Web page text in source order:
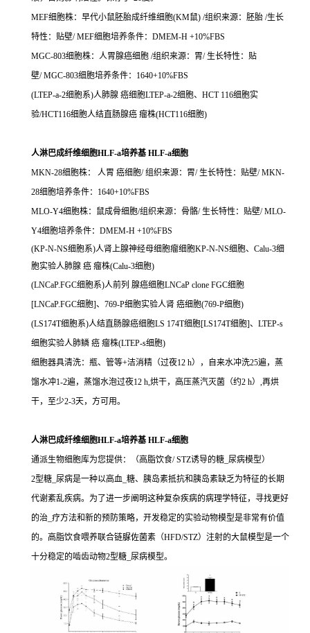
MEF细胞株：早代小鼠胚胎成纤维细胞(KM鼠) /组织来源：胚胎 /生长
特性：贴壁/ MEF细胞培养条件：DMEM-H +10%FBS
MGC-803细胞株：人胃腺癌细胞 /组织来源：胃/ 生长特性：贴
壁/ MGC-803细胞培养条件：1640+10%FBS
(LTEP-a-2细胞系)人肺腺 癌细胞LTEP-a-2细胞、HCT 116细胞实
验/HCT116细胞人结直肠腺癌 瘤株(HCT116细胞)
人淋巴成纤维细胞HLF-a培养基 HLF-a细胞
MKN-28细胞株： 人胃 癌细胞/ 组织来源：胃/ 生长特性：贴壁/ MKN-
28细胞培养条件：1640+10%FBS
MLO-Y4细胞株：鼠成骨细胞/组织来源：骨骼/ 生长特性：贴壁/ MLO-
Y4细胞培养条件：DMEM-H +10%FBS
(KP-N-NS细胞系)人肾上腺神经母细胞瘤细胞KP-N-NS细胞、Calu-3细
胞实验人肺腺 癌 瘤株(Calu-3细胞)
(LNCaP.FGC细胞系)人前列 腺癌细胞LNCaP clone FGC细胞
[LNCaP.FGC细胞]、769-P细胞实验人肾 癌细胞(769-P细胞)
(LS174T细胞系)人结直肠腺癌细胞LS 174T细胞[LS174T细胞]、LTEP-s
细胞实验人肺鳞 癌 瘤株(LTEP-s细胞)
细胞器具清洗：瓶、管等+洁消精（过夜12 h），自来水冲洗25遍，蒸
馏水冲1-2遍，蒸馏水泡过夜12 h,烘干，高压蒸汽灭菌（约2 h）,再烘
干，至少2-3天，方可用。
人淋巴成纤维细胞HLF-a培养基 HLF-a细胞
通派生物细胞库为您提供：（高脂饮食/ STZ诱导的糖_尿病模型）
2型糖_尿病是一种以高血_糖、胰岛素抵抗和胰岛素缺乏为特征的长期
代谢紊乱疾病。为了进一步阐明这种复杂疾病的病理学特征，寻找更好
的治_疗方法和新的预防策略，开发稳定的实验动物模型是非常有价值
的。高脂饮食喂养联合链脲佐菌素（HFD/STZ）注射的大鼠模型是一个
十分稳定的啮齿动物2型糖_尿病模型。